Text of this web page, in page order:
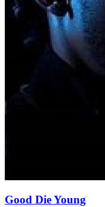
Good Die Young